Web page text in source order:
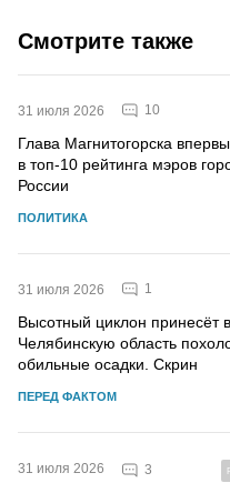
Смотрите также
31 июля 2026 10
Глава Магнитогорска
в топ-10 рейтинга мэров
России
ПОЛИТИКА
31 июля 2026 1
Высотный циклон принесёт в
Челябинскую область
обильные осадки. Скрин
ПЕРЕД ФАКТОМ
31 июля 2026 3